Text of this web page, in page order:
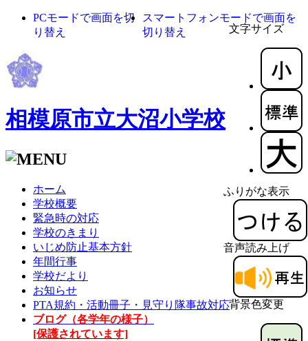
文字サイズ
ふりがな表示
音声読み上げ
背景色変更
PCモードで画面を切
り替え
スマートフォンモードで画面を
切り替え
相模原市立大沼小学校
ホーム
学校概要
緊急時の対応
学校のきまり
いじめ防止基本方針
年間行事
学校だより
お知らせ
PTA規約・活動冊子・見守り隊事故対応
ブログ（各学年の様子）
[保護されています]